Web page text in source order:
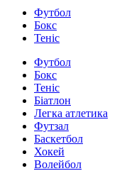
Футбол
Бокс
Теніс
Футбол
Бокс
Теніс
Біатлон
Легка атлетика
Футзал
Баскетбол
Хокей
Волейбол